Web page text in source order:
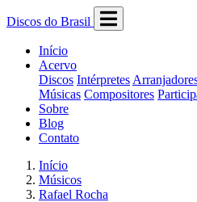
Discos do Brasil
Início
Acervo
Discos Intérpretes
Músicas Compositores
Sobre
Blog
Contato
Início
Músicos
Rafael Rocha